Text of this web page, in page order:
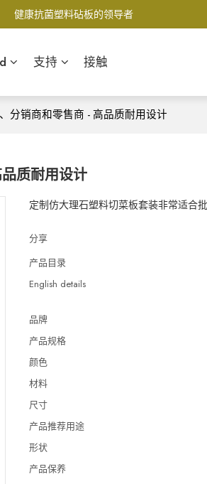
健康抗菌塑料砧板的领导者
支持 接触
分销商和零售商 - 高品质耐用设计
质耐用设计
定制仿大理石塑料切菜板套装非常适合
分享
产品目录
English details
品牌
产品规格
颜色
材料
尺寸
产品推荐用途
形状
产品保养